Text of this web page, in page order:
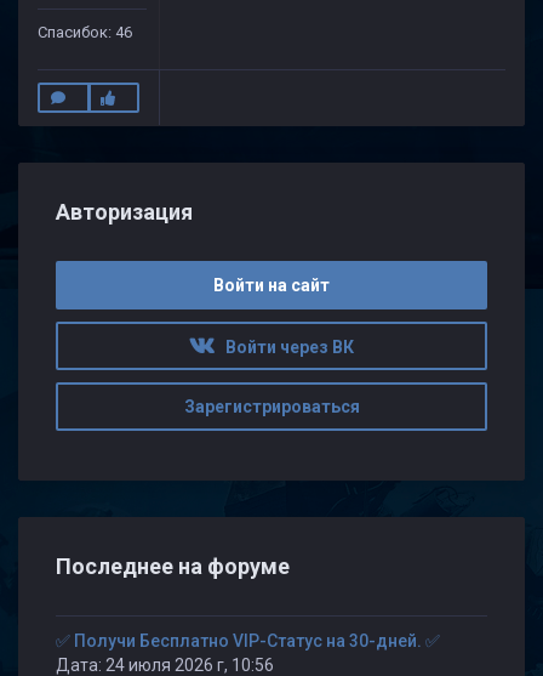
Спасибок: 46
Авторизация
Войти на сайт
Войти через ВК
Зарегистрироваться
Последнее на форуме
✅ Получи Бесплатно VIP-Статус на 30-дней. ✅
Дата: 24 июля 2026 г, 10:56